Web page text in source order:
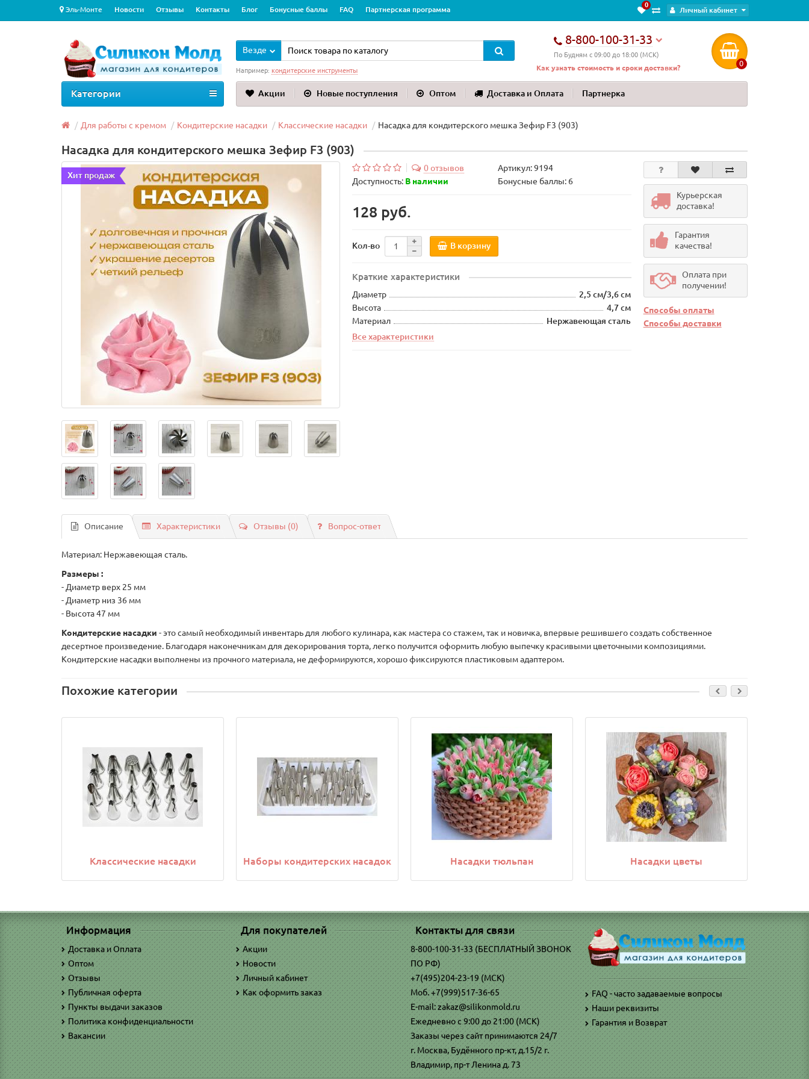
0
Личный кабинет
Эль-Монте Новости Отзывы Контакты Блог Бонусные баллы FAQ Партнерская программа
8-800-100-31-33
По Будням с 09:00 до 18:00 (МСК)
Как узнать стоимость и сроки доставки?
0
Везде
Например: кондитерские инструменты
Акции Новые поступления Оптом Доставка и Оплата Партнерка
Категории
Для работы с кремом Кондитерские насадки Классические насадки Насадка для кондитерского мешка Зефир F3 (903)
Насадка для кондитерского мешка Зефир F3 (903)
Хит продаж
0 отзывов Артикул:9194
Доступность: В наличии Бонусные баллы: 6
128 руб.
Кол-во В корзину
Краткие характеристики
Диаметр
2,5 см/3,6 см
Высота
4,7 см
Материал
Нержавеющая сталь
Все характеристики
Курьерская
доставка!
Гарантия
качества!
Оплата при
получении!
Способы оплаты
Способы доставки
Описание Характеристики Отзывы (0) Вопрос-ответ
Материал: Нержавеющая сталь.
Размеры :
- Диаметр верх 25 мм
- Диаметр низ 36 мм
- Высота 47 мм
Кондитерские насадки - это самый необходимый инвентарь для любого кулинара, как мастера со стажем, так и новичка, впервые решившего создать собственное
десертное произведение. Благодаря наконечникам для декорирования торта, легко получится оформить любую выпечку красивыми цветочными композициями.
Кондитерские насадки выполнены из прочного материала, не деформируются, хорошо фиксируются пластиковым адаптером.
Похожие категории
Классические насадки Наборы кондитерских насадок Насадки тюльпан Насадки цветы
Информация
Доставка и Оплата
Оптом
Отзывы
Публичная оферта
Пункты выдачи заказов
Политика конфиденциальности
Вакансии
Для покупателей
Акции
Новости
Личный кабинет
Как оформить заказ
Контакты для связи
8-800-100-31-33 (БЕСПЛАТНЫЙ ЗВОНОК
ПО РФ)
+7(495)204-23-19 (МСК)
Моб. +7(999)517-36-65
E-mail: zakaz@silikonmold.ru
Ежедневно с 9:00 до 21:00 (МСК)
Заказы через сайт принимаются 24/7
г. Москва, Будённого пр-кт, д.15/2 г.
Владимир, пр-т Ленина д. 73
FAQ - часто задаваемые вопросы
Наши реквизиты
Гарантия и Возврат